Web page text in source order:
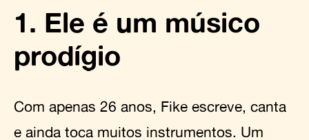
1. Ele é um músico
prodígio
Com apenas 26 anos, Fike escreve, canta
e ainda toca muitos instrumentos. Um